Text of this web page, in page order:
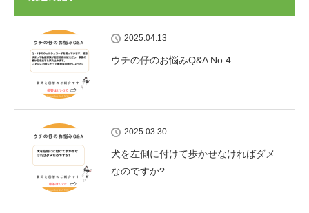
2025.04.13
ウチの仔のお悩みQ&A No.4
2025.03.30
犬を左側に付けて歩かせなければダメ
なのですか?